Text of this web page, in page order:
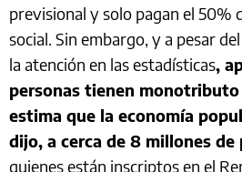
previsional y solo pagan el 50%
social. Sin embargo, y a pesar
la atención en las estadísticas,
personas tienen monotributo
estima que la economía
dijo, a cerca de 8 millones de
quienes están inscriptos en el